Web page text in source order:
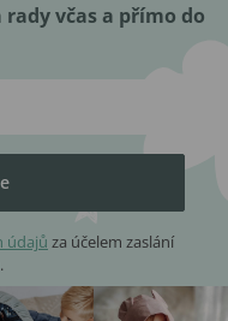
včas a přímo do
údajů za účelem zaslání